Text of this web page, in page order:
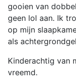
gooien van
geen lol aan. Ik
op mijn
als
Kinderachtig van
vreemd.